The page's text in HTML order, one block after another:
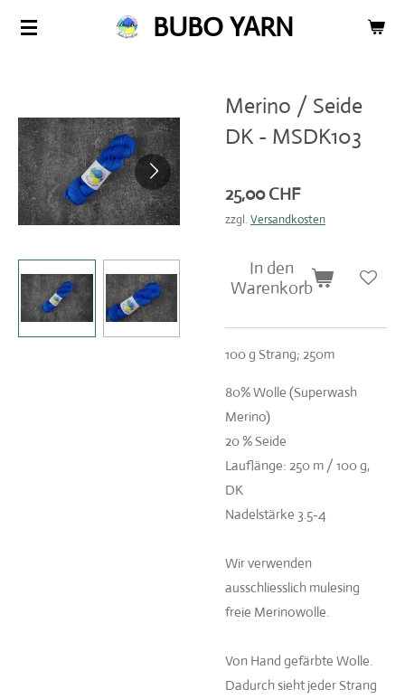
Zum
BUBO YARN
Merino / Seide
DK - MSDK103
25,00 CHF
zzgl. Versandkosten
In den
Warenkorb
100 g Strang; 250m
80% Wolle (Superwash
Merino)
20 % Seide
Lauflänge: 250 m / 100 g,
DK
Nadelstärke 3.5-4
Wir verwenden
ausschliesslich mulesing
freie Merinowolle.
Von Hand gefärbte Wolle.
Dadurch sieht jeder Strang